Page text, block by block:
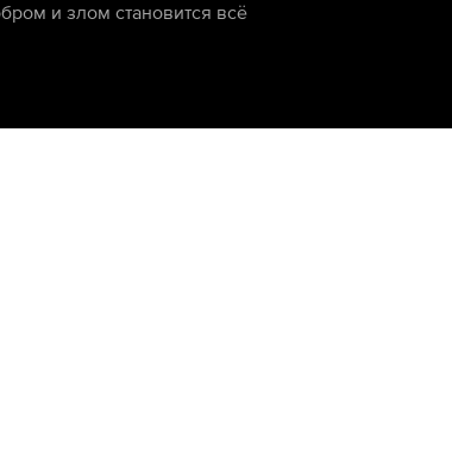
и злом становится всё